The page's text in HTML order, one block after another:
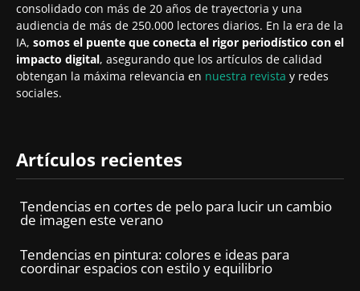
consolidado con más de 20 años de trayectoria y una
audiencia de más de 250.000 lectores diarios. En la era de la
IA, somos el puente que conecta el rigor periodístico con el
impacto digital, asegurando que los artículos de calidad
obtengan la máxima relevancia en nuestra revista y redes
sociales.
Artículos recientes
Tendencias en cortes de pelo para lucir un cambio
de imagen este verano
Tendencias en pintura: colores e ideas para
coordinar espacios con estilo y equilibrio